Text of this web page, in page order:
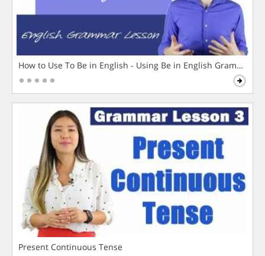
How to Use To Be in English - Using Be in English Grammar
Present Continuous Tense